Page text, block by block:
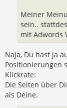
Meiner
sein..
mit Adwords
Naja, Du hast ja
Positionierungen
Klickrate:
Die Seiten über
als Deine.